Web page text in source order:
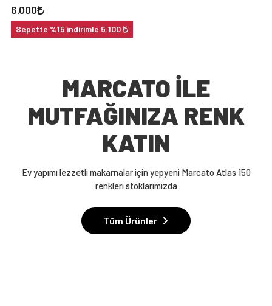
6.000
Sepette %15 indirimle 5.100
MARCATO İLE
MUTFAĞINIZA RENK
KATIN
Ev yapımı lezzetli makarnalar için yepyeni Marcato Atlas 150
renkleri stoklarımızda
Tüm Ürünler